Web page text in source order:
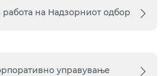
на Надзорниот одбор
управување